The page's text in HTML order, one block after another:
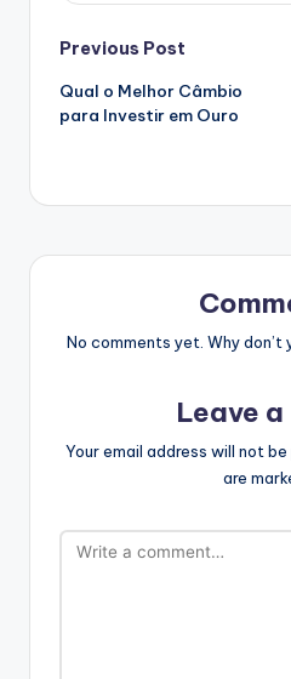
Post
navigation
Previous Post
Qual o Melhor Câmbio
para Investir em Ouro
No comments yet. Why
Leave
Your email address will not be
are